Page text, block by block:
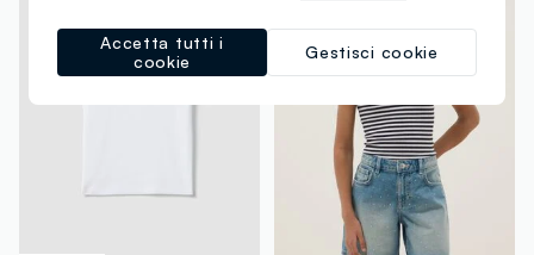
Gestisci cookie
Accetta tutti i
cookie